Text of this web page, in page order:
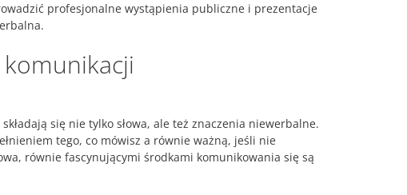
profesjonalne wystąpienia publiczne i prezentacje
się nie tylko słowa, ale też znaczenia niewerbalne.
tego, co mówisz a równie ważną, jeśli nie
równie fascynującymi środkami komunikowania się są